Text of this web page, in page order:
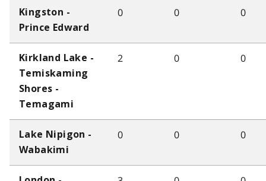
Kingston -
Prince Edward
0 0 0
Kirkland Lake -
Temiskaming
Shores -
Temagami
2 0 0
Lake Nipigon -
Wabakimi
0 0 0